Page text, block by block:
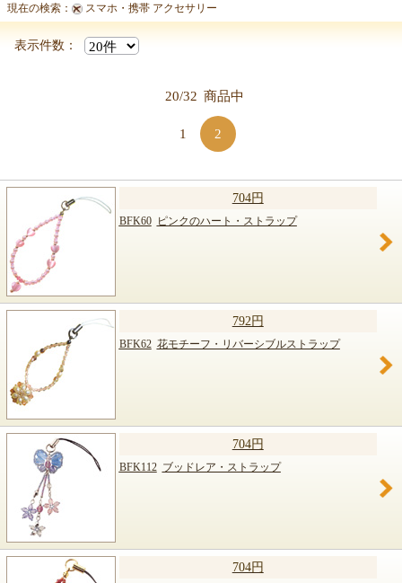
現在の検索： スマホ・携帯 アクセサリー
表示件数：
20/32 商品中
1 2
704円
BFK60 ピンクのハート・ストラップ
792円
BFK62 花モチーフ・リバーシブルストラップ
704円
BFK112 ブッドレア・ストラップ
704円